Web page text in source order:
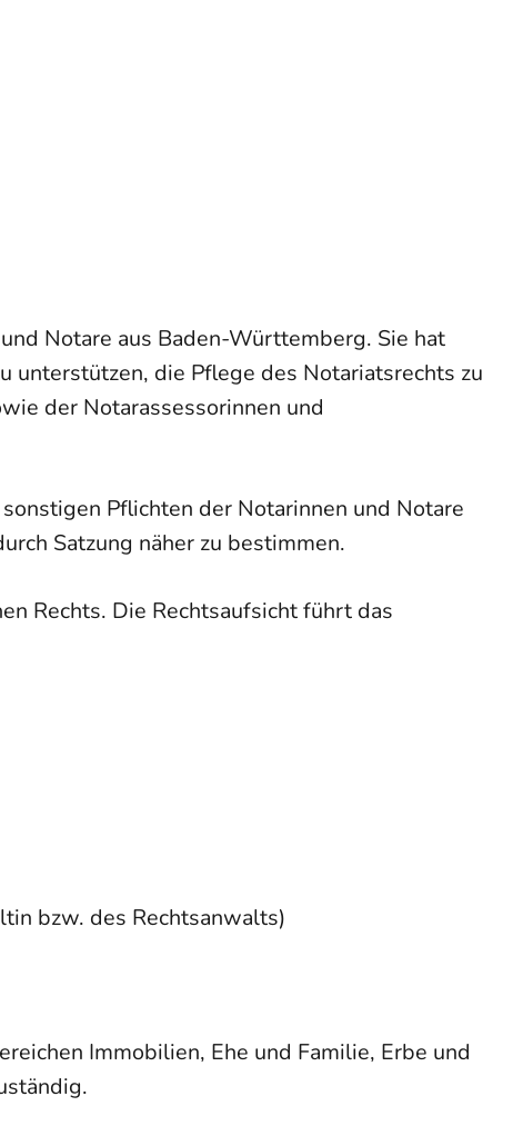
Notare aus Baden-Württemberg. Sie hat
unterstützen, die Pflege des Notariatsrechts zu
der Notarassessorinnen und
Pflichten der Notarinnen und Notare
Satzung näher zu bestimmen.
Rechts. Die Rechtsaufsicht führt das
bzw. des Rechtsanwalts)
Immobilien, Ehe und Familie, Erbe und